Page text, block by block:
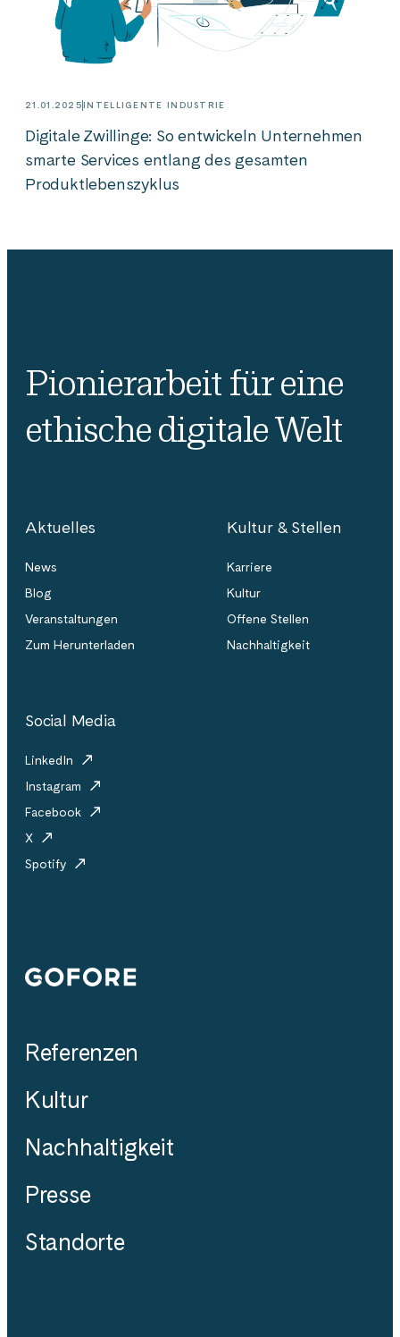
21.01.2025INTELLIGENTE INDUSTRIE
Digitale Zwillinge: So entwickeln Unternehmen
smarte Services entlang des gesamten
Produktlebenszyklus
Pionierarbeit für eine
ethische digitale Welt
Aktuelles
News
Blog
Veranstaltungen
Zum Herunterladen
Kultur & Stellen
Karriere
Kultur
Offene Stellen
Nachhaltigkeit
Social Media
LinkedIn
Instagram
Facebook
X
Spotify
Gofore
Referenzen
Kultur
Nachhaltigkeit
Presse
Standorte